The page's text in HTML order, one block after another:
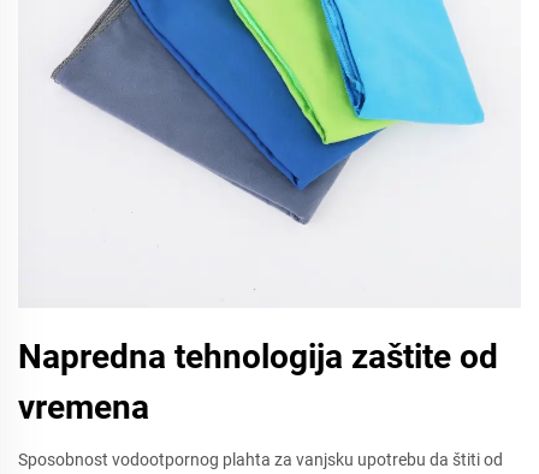
Napredna tehnologija zaštite od
vremena
Sposobnost vodootpornog plahta za vanjsku upotrebu da štiti od